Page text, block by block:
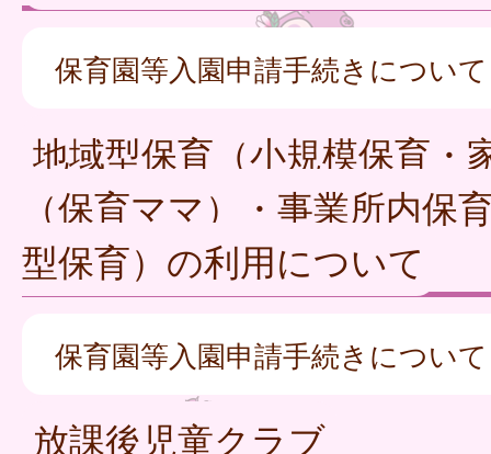
保育園等入園申請手続きについて
地域型保育（小規模保育・
（保育ママ）・事業所内保
型保育）の利用について
保育園等入園申請手続きについて
放課後児童クラブ